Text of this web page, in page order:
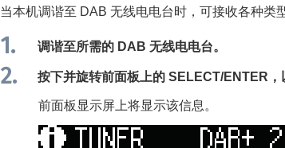
当本机调谐至 DAB 无线电电台时，可接收各种类
调谐至所需的 DAB 无线电电台。
按下并旋转前面板上的SELECT/ENTER
前面板显示屏上将显示该信息。